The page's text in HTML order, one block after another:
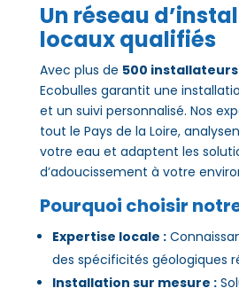
Un réseau
locaux qualifiés
Avec plus de 500 installateurs
Ecobulles garantit une
et un suivi personnalisé. Nos
tout le Pays de la Loire,
votre eau et adaptent les
d’adoucissement à votre
Pourquoi choisir
Expertise locale :
des spécificités géologiques
Installation sur mesure :